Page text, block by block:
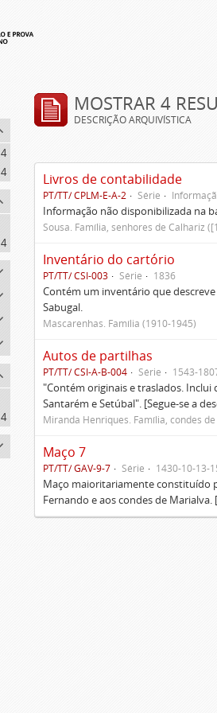
4
4
4
4
MOSTRAR 4
DESCRIÇÃO ARQUIVÍSTICA
Livros de contabilidade
PT/TT/ CPLM-E-A-2 Série
Informação não disponibilizada na
Sousa. Família, senhores de Calhariz
Inventário do cartório
PT/TT/ CSI-003 Série 1836
Contém um inventário que
Sabugal.
Mascarenhas. Família (1910-1945)
Autos de partilhas
PT/TT/ CSI-A-B-004 Série 1543-
"Contém originais e traslados. Inclui
Santarém e Setúbal". [Segue-se a
Miranda Henriques. Família, condes
Maço 7
PT/TT/ GAV-9-7 Série 1430-10-13-
Maço maioritariamente constituído
Fernando e aos condes de